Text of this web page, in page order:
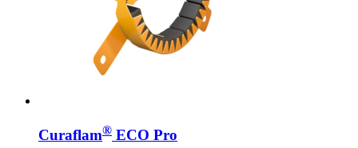
Curaflam® ECO Pro